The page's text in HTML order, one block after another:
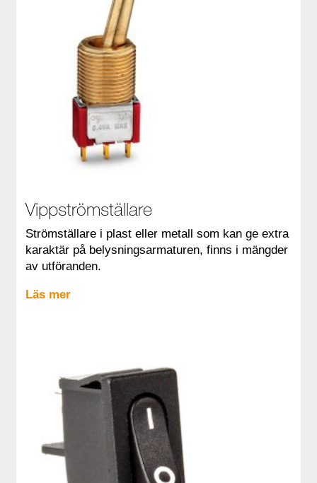
Vippströmställare
Strömställare i plast eller metall som kan ge extra
karaktär på belysningsarmaturen, finns i mängder
av utföranden.
Läs mer